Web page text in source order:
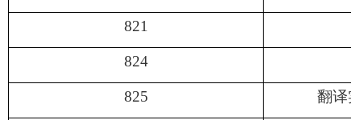
821
824
825 翻译